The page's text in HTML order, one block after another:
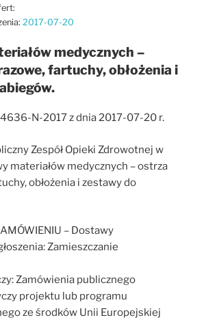
2017-07-20
medycznych –
fartuchy, obłożenia i
N-2017 z dnia 2017-07-20 r.
Zespół Opieki Zdrowotnej w
materiałów medycznych – ostrza
obłożenia i zestawy do
– Dostawy
Zamieszczanie
Zamówienia publicznego
projektu lub programu
ze środków Unii Europejskiej